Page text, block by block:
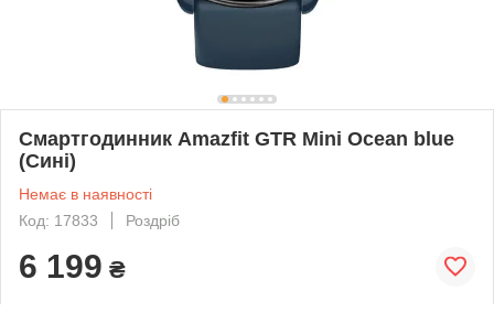
Смартгодинник Amazfit GTR Mini Ocean blue
(Сині)
Немає в наявності
Код: 17833
Роздріб
6 199 ₴